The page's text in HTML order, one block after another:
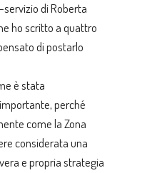
di Roberta
ho scritto a quattro
di postarlo
è stata
perché
come la Zona
considerata una
e propria strategia